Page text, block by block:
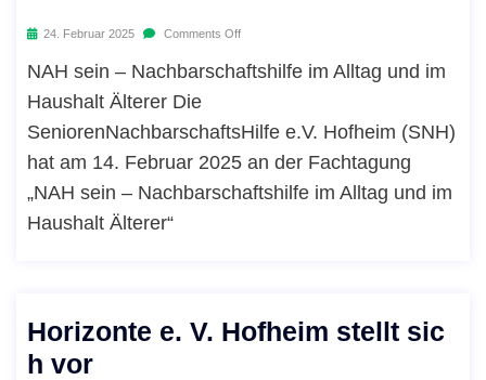
24. Februar 2025 Comments Off
NAH sein – Nachbarschaftshilfe im Alltag und im
Haushalt Älterer Die
SeniorenNachbarschaftsHilfe e.V. Hofheim (SNH)
hat am 14. Februar 2025 an der Fachtagung
„NAH sein – Nachbarschaftshilfe im Alltag und im
Haushalt Älterer“
Horizonte e. V. Hofheim stellt sic
h vor